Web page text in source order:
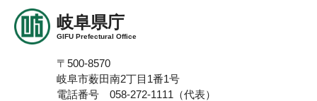
岐阜県庁
GIFU Prefectural Office
〒500-8570
岐阜市薮田南2丁目1番1号
電話番号 058-272-1111（代表）